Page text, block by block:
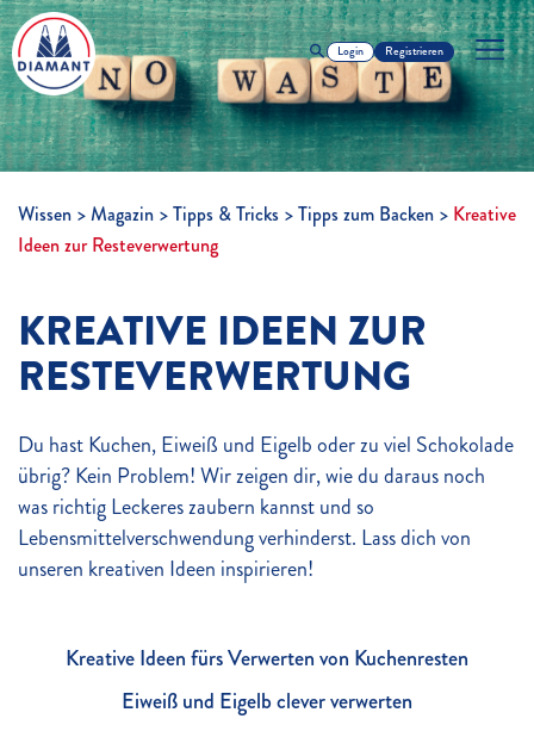
Login Registrieren
Wissen Magazin Tipps & Tricks Tipps zum Backen
Kreative
Ideen zur Resteverwertung
KREATIVE IDEEN ZUR
RESTEVERWERTUNG
Du hast Kuchen, Eiweiß und Eigelb oder zu viel Schokolade
übrig? Kein Problem! Wir zeigen dir, wie du daraus noch
was richtig Leckeres zaubern kannst und so
Lebensmittelverschwendung verhinderst. Lass dich von
unseren kreativen Ideen inspirieren!
Kreative Ideen fürs Verwerten von Kuchenresten
Eiweiß und Eigelb clever verwerten